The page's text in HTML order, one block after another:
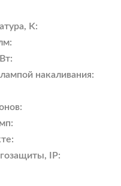
K:
накаливания:
IP: